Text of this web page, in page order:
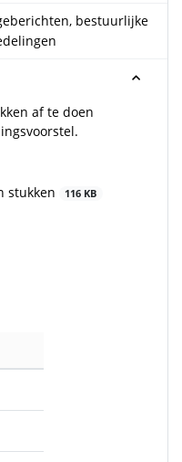
bestuurlijke
af te doen
stukken
116 KB